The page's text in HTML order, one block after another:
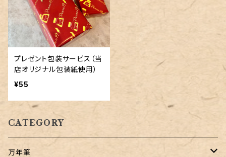
プレゼント包装サービス（当
店オリジナル包装紙使用）
¥55
CATEGORY
万年筆